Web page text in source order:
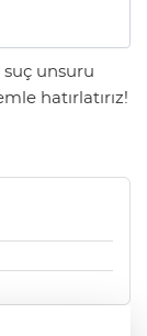
unsuru
hatırlatırız!